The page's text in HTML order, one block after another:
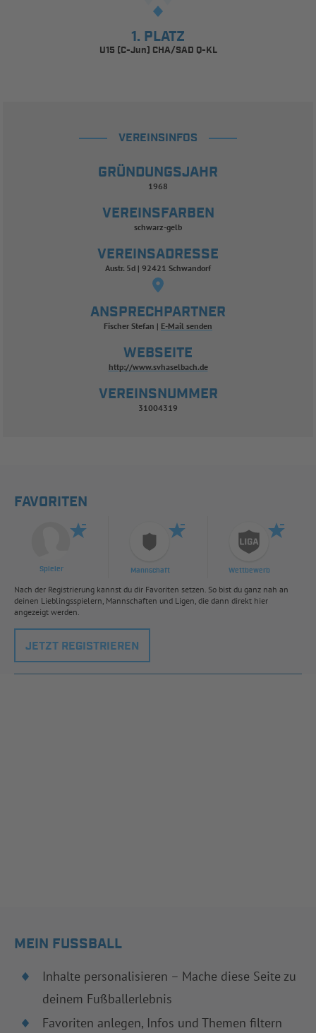
1. PLATZ
U15 (C-Jun) CHA/SAD Q-KL
VEREINSINFOS
GRÜNDUNGSJAHR
1968
VEREINSFARBEN
schwarz-gelb
VEREINSADRESSE
Austr. 5d | 92421 Schwandorf
ANSPRECHPARTNER
Fischer Stefan E-Mail senden
WEBSEITE
http://www.svhaselbach.de
VEREINSNUMMER
31004319
FAVORITEN
Spieler Mannschaft Wettbewerb
Nach der Registrierung kannst du dir Favoriten setzen. So bist du ganz nah an
deinen Lieblingsspielern, Mannschaften und Ligen, die dann direkt hier
angezeigt werden.
JETZT REGISTRIEREN
MEIN FUSSBALL
Inhalte personalisieren – Mache diese Seite zu
deinem Fußballerlebnis
Favoriten anlegen, Infos und Themen filtern